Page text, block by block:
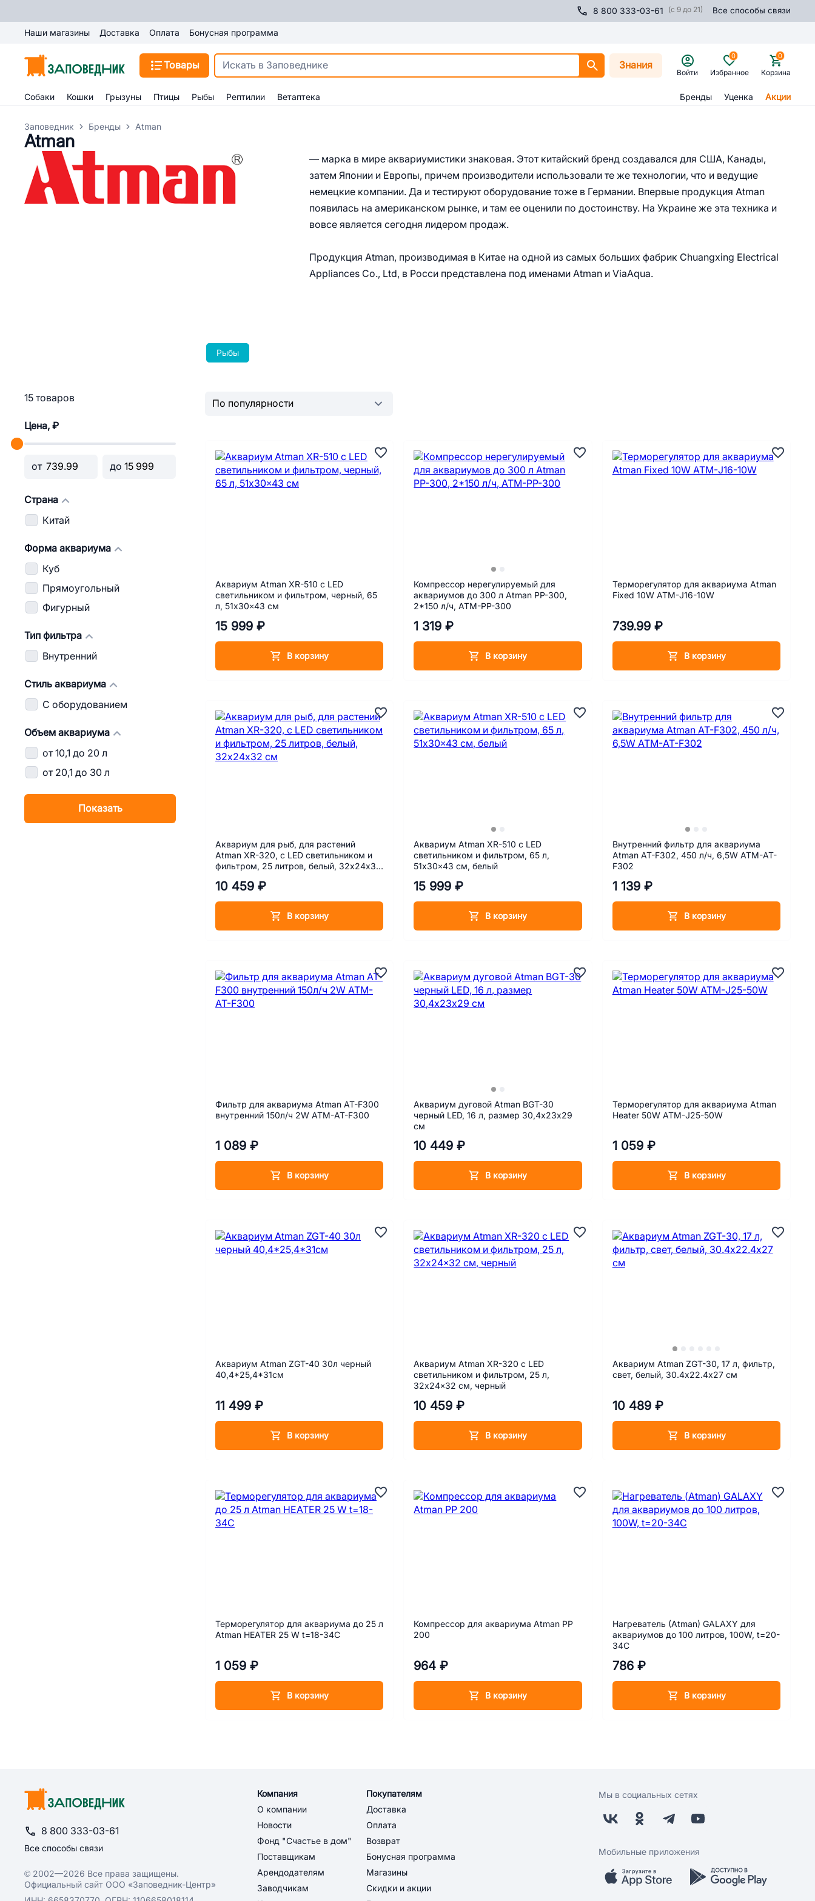
8 800 333-03-61 (с 9 до 21) Все способы связи
Наши магазины Доставка Оплата Бонусная программа
Товары Знания
Войти Избранное
0
Корзина
0
Собаки Кошки Грызуны Птицы Рыбы Рептилии Ветаптека Бренды Уценка Акции
Заповедник Бренды Atman
Atman
— марка в мире аквариумистики знаковая. Этот китайский бренд создавался для США, Канады,
затем Японии и Европы, причем производители использовали те же технологии, что и ведущие
немецкие компании. Да и тестируют оборудование тоже в Германии. Впервые продукция Atman
появилась на американском рынке, и там ее оценили по достоинству. На Украине же эта техника и
вовсе является сегодня лидером продаж.
Продукция Atman, производимая в Китае на одной из самых больших фабрик Chuangxing Electrical
Appliances Co., Ltd, в Росси представлена под именами Atman и ViaAqua.
Рыбы
15 товаров
Цена, ₽
от до
Страна
Китай
Форма аквариума
Куб
Прямоугольный
Фигурный
Тип фильтра
Внутренний
Стиль аквариума
С оборудованием
Объем аквариума
от 10,1 до 20 л
от 20,1 до 30 л
Показать
Аквариум Atman XR-510 с LED
светильником и фильтром, черный, 65
л, 51х30×43 см
15 999 ₽
В корзину
Компрессор нерегулируемый для
аквариумов до 300 л Atman PP-300,
2*150 л/ч, АТМ-PP-300
1 319 ₽
В корзину
Терморегулятор для аквариума Atman
Fixed 10W АТМ-J16-10W
739.99 ₽
В корзину
Аквариум для рыб, для растений
Atman XR-320, с LED светильником и
фильтром, 25 литров, белый, 32х24х32
10 459 ₽
В корзину
Аквариум Atman XR-510 с LED
светильником и фильтром, 65 л,
51х30×43 см, белый
15 999 ₽
В корзину
Внутренний фильтр для аквариума
Atman AT-F302, 450 л/ч, 6,5W АТМ-AT-
F302
1 139 ₽
В корзину
Фильтр для аквариума Atman AT-F300
внутренний 150л/ч 2W АТМ-AT-F300
1 089 ₽
В корзину
Аквариум дуговой Atman BGT-30
черный LED, 16 л, размер 30,4х23х29
см
10 449 ₽
В корзину
Терморегулятор для аквариума Atman
Heater 50W АТМ-J25-50W
1 059 ₽
В корзину
Аквариум Atman ZGT-40 30л черный
40,4*25,4*31см
11 499 ₽
В корзину
Аквариум Atman XR-320 с LED
светильником и фильтром, 25 л,
32х24×32 см, черный
10 459 ₽
В корзину
Аквариум Atman ZGT-30, 17 л, фильтр,
свет, белый, 30.4х22.4х27 см
10 489 ₽
В корзину
Терморегулятор для аквариума до 25 л
Atman HEATER 25 W t=18-34С
1 059 ₽
В корзину
Компрессор для аквариума Atman РР
200
964 ₽
В корзину
Нагреватель (Atman) GALAXY для
аквариумов до 100 литров, 100W, t=20-
34C
786 ₽
В корзину
8 800 333-03-61
Все способы связи
© 2002—2026 Все права защищены.
Официальный сайт ООО «Заповедник-Центр»
Компания
О компании
Новости
Фонд "Счастье в дом"
Поставщикам
Арендодателям
Заводчикам
Покупателям
Доставка
Оплата
Возврат
Бонусная программа
Магазины
Скидки и акции
Мы в социальных сетях
Мобильные приложения